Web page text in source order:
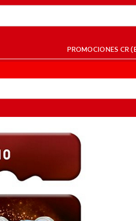
PROMOCIONES CR